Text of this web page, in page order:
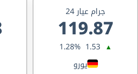
جرام عيار 24
119.87
▲
1.53
1.28%
يورو